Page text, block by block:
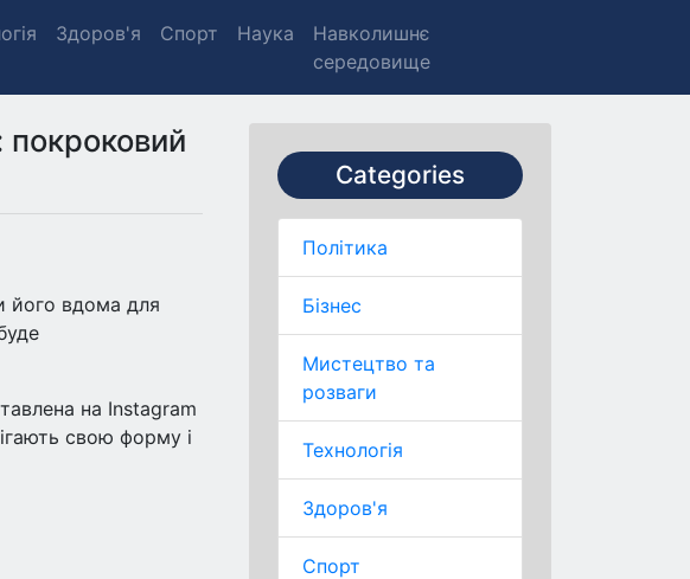
Здоров'я Спорт Наука
Навколишнє
середовище
Categories
Політика
Бізнес
Мистецтво та
розваги
Технологія
Здоров'я
Спорт
покроковий
його вдома для
на Instagram
свою форму і